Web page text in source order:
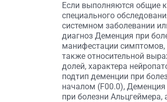
Если выполняются общие
специального
системном заболевании
диагноз Деменция при
манифестации симптомов,
также относительной
долей, характера
подтип деменции при
началом (F00.0),
при болезни